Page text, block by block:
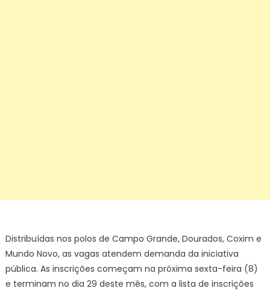
Distribuídas nos polos de Campo Grande, Dourados, Coxim e
Mundo Novo, as vagas atendem demanda da iniciativa
pública. As inscrições começam na próxima sexta-feira (8)
e terminam no dia 29 deste mês, com a lista de inscrições